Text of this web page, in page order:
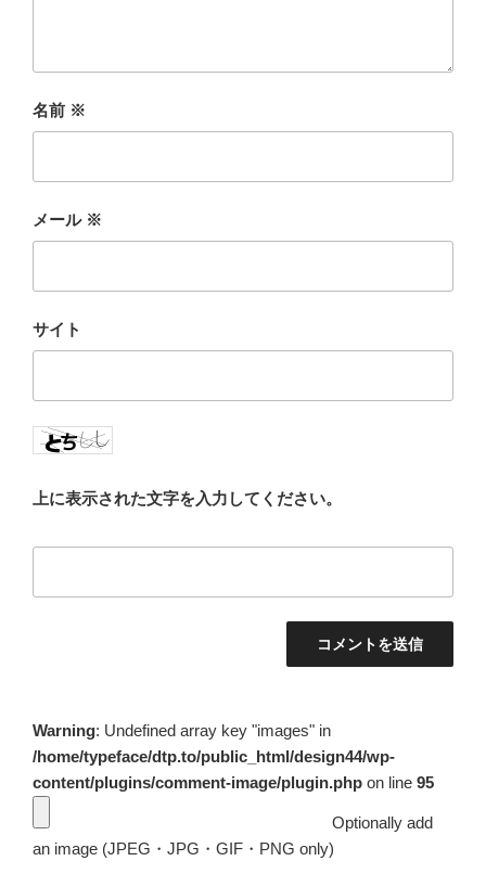
名前 ※
メール ※
サイト
上に表示された文字を入力してください。
Warning: Undefined array key "images" in
/home/typeface/dtp.to/public_html/design44/wp-
content/plugins/comment-image/plugin.php on line 95
Optionally add
an image (JPEG・JPG・GIF・PNG only)